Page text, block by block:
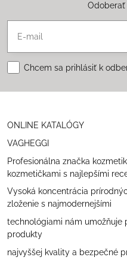
Odoberať
Chcem sa prihlásiť k
ONLINE KATALÓGY
VAGHEGGI
Profesionálna značka
kozmetičkami s najlepšími
Vysoká koncentrácia
zloženie s najmodernejšími
technológiami nám umožňuje
produkty
najvyššej kvality a bezpečné